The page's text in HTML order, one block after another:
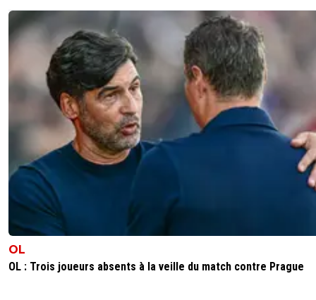
OL
OL : Trois joueurs absents à la veille du match contre Prague